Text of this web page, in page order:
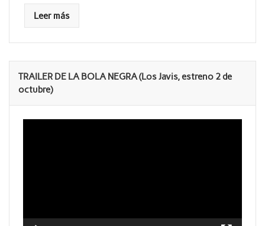
Leer más
TRAILER DE LA BOLA NEGRA (Los Javis, estreno 2 de
octubre)
Reproductor